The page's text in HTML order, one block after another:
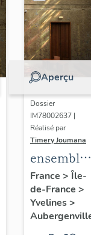
Aperçu
Dossier
IM78002637 |
Réalisé par
Timery Joumana
ensemble
de
peintures
France > Île-
de-France >
Yvelines>